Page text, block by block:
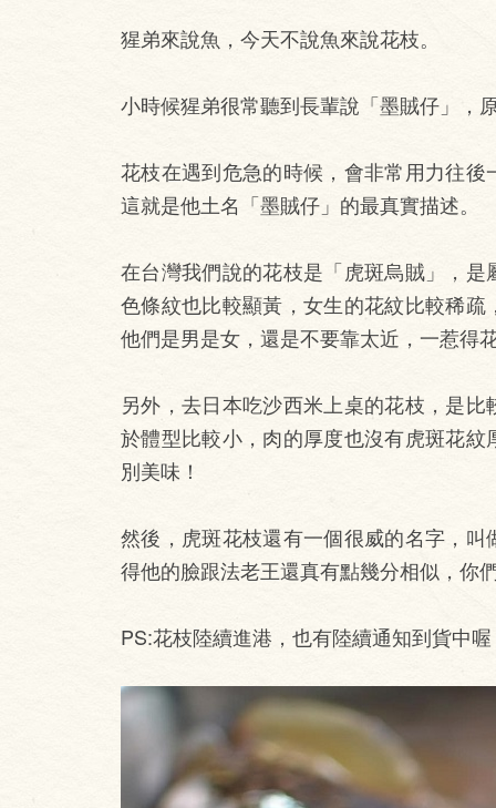
猩弟來說魚，今天不說魚來說花枝。
小時候猩弟很常聽到長輩說「墨賊仔」，
花枝在遇到危急的時候，會非常用力往
這就是他土名「墨賊仔」的最真實描述。
在台灣我們說的花枝是「虎斑烏賊」，
色條紋也比較顯黃，女生的花紋比較稀
他們是男是女，還是不要靠太近，一惹得
另外，去日本吃沙西米上桌的花枝，是
於體型比較小，肉的厚度也沒有虎斑花
別美味！
然後，虎斑花枝還有一個很威的名字，
得他的臉跟法老王還真有點幾分相似，你
PS:花枝陸續進港，也有陸續通知到貨中喔